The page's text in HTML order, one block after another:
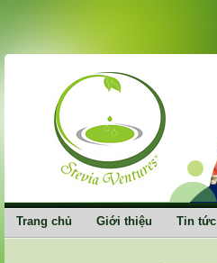
Trang chủ Giới thiệu Tin tức